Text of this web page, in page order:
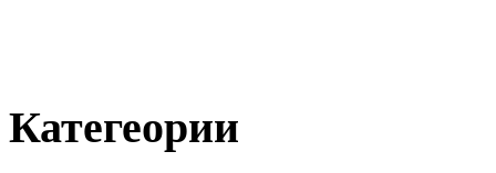
Категеории